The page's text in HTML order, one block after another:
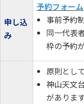
申し込
み
予約フォーム
事前予約
同一代表
枠の予約
原則とし
神山天文
がありま